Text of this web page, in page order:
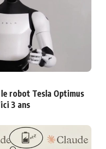
robot Tesla Optimus
3 ans